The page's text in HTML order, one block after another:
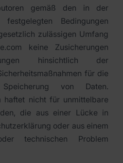
gemäß den in der
festgelegten Bedingungen
zulässigen Umfang
keine Zusicherungen
hinsichtlich der
für die
von Daten.
haftet nicht für unmittelbare
die aus einer Lücke in
oder aus einem
technischen Problem